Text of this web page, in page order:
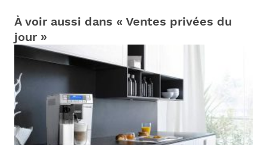
À voir aussi dans « Ventes privées du
jour »